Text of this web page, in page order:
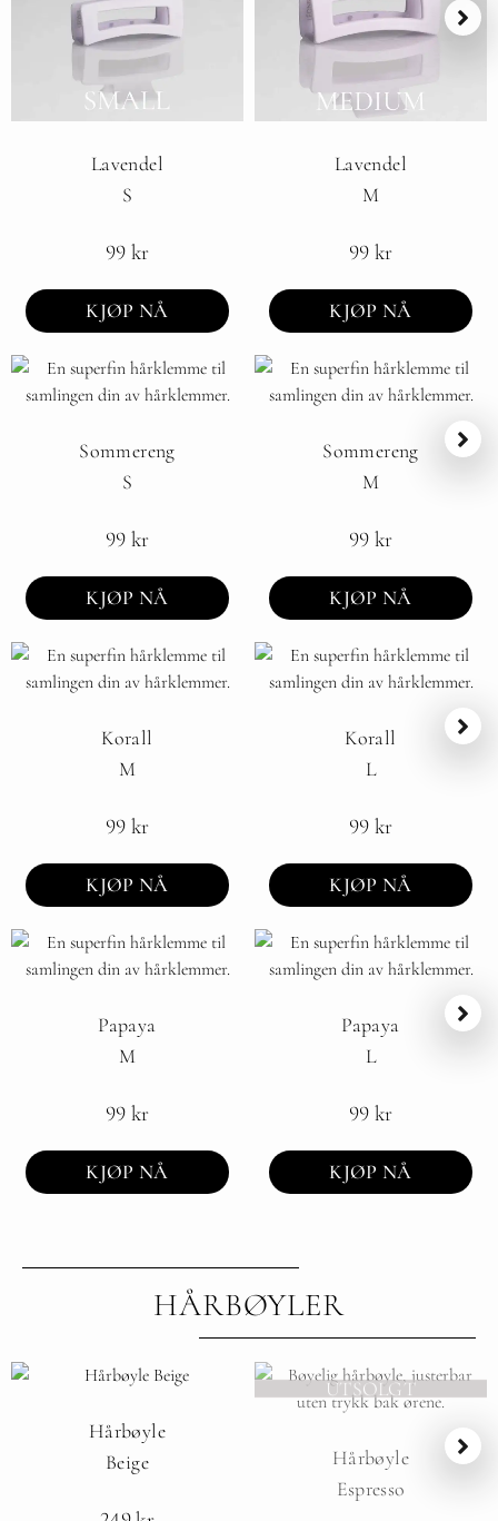
Lavendel
S
99 kr
KJØP NÅ
Lavendel
M
99 kr
KJØP NÅ
Sommereng
S
99 kr
KJØP NÅ
Sommereng
M
99 kr
KJØP NÅ
Korall
M
99 kr
KJØP NÅ
Korall
L
99 kr
KJØP NÅ
Papaya
M
99 kr
KJØP NÅ
Papaya
L
99 kr
KJØP NÅ
HÅRBØYLER
Hårbøyle
Beige
UTSOLGT
Hårbøyle
Espresso